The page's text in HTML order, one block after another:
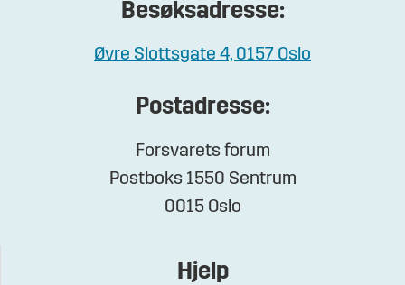
Besøksadresse:
Øvre Slottsgate 4, 0157 Oslo
Postadresse:
Forsvarets forum
Postboks 1550 Sentrum
0015 Oslo
Hjelp